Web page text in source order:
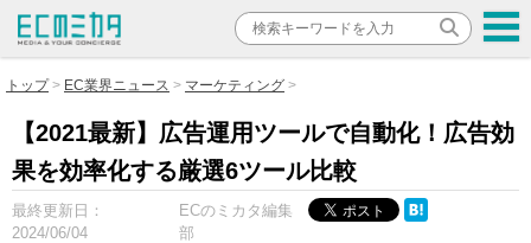
トップ EC業界ニュース マーケティング
【2021最新】広告運用ツールで自動化！広告効
果を効率化する厳選6ツール比較
最終更新日：
2024/06/04
ECのミカタ編集
部